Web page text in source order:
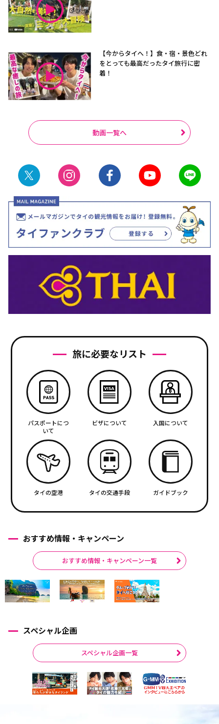
【今からタイへ！】食・宿・景色どれ
をとっても最高だったタイ旅行に密
着！
動画一覧へ
旅に必要なリスト
パスポートにつ
いて
ビザについて 入国について
タイの空港 タイの交通手段 ガイドブック
おすすめ情報・キャンペーン
おすすめ情報・キャンペーン一覧
スペシャル企画
スペシャル企画一覧